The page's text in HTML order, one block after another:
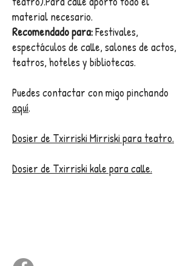
material necesario.
Recomendado para:Festivales,
espectáculos de calle, salones de actos,
teatros, hoteles y bibliotecas.
Puedes contactar con migo pinchando
aquí.
Dosier de Txirriski Mirriski para teatro.
Dosier de Txirriski kale para calle.